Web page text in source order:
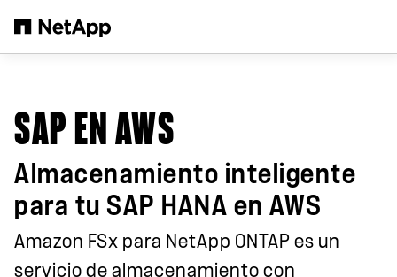
SAP EN AWS
Almacenamiento inteligente
para tu SAP HANA en AWS
Amazon FSx para NetApp ONTAP es un
servicio de almacenamiento con